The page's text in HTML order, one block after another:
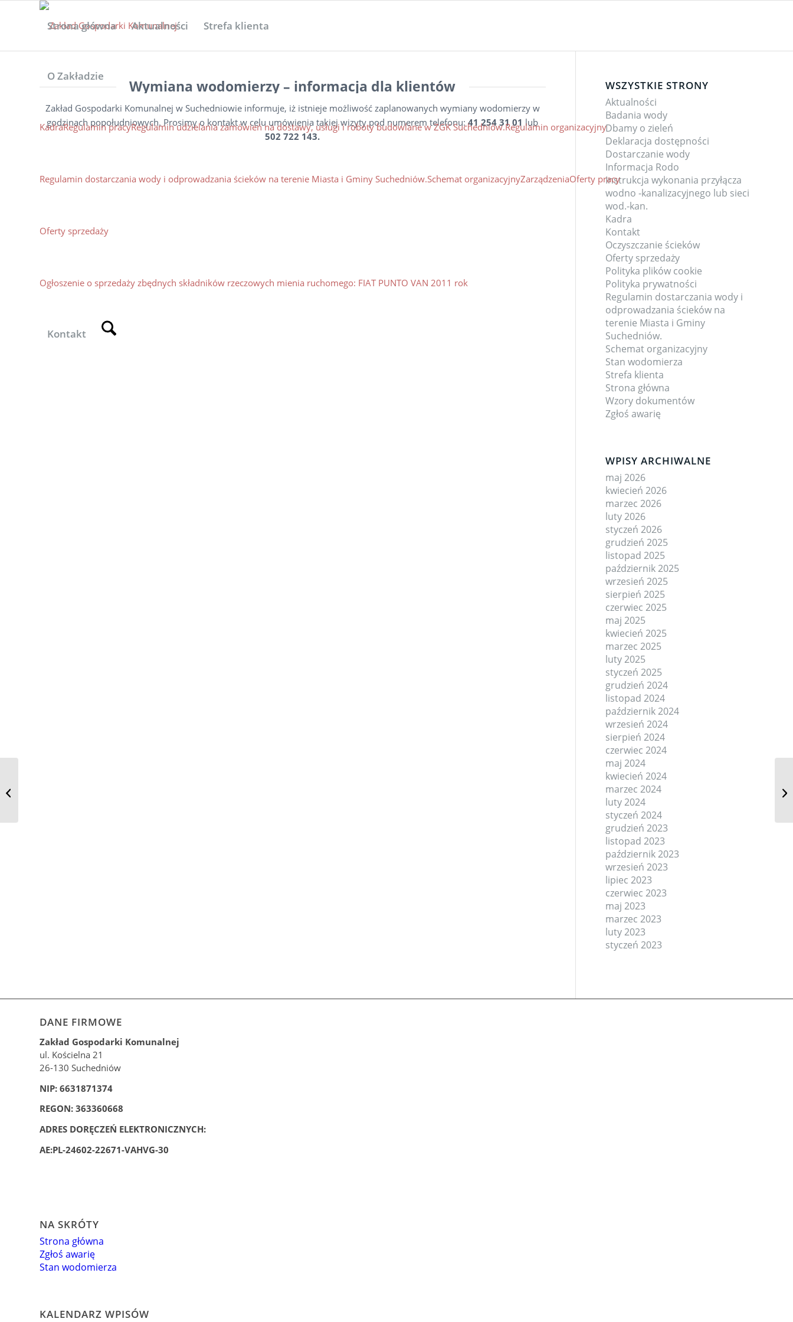
Strona główna Aktualności Strefa klienta
O Zakładzie
KadraRegulamin pracyRegulamin udzielania zamówień na dostawy, usługi i roboty budowlane w ZGK Suchedniów.Regulamin organizacyjny
Regulamin dostarczania wody i odprowadzania ścieków na terenie Miasta i Gminy Suchedniów.Schemat organizacyjnyZarządzeniaOferty pracy
Oferty sprzedaży
Ogłoszenie o sprzedaży zbędnych składników rzeczowych mienia ruchomego: FIAT PUNTO VAN 2011 rok
Kontakt
Wymiana wodomierzy – informacja dla klientów
Zakład Gospodarki Komunalnej w Suchedniowie informuje, iż istnieje możliwość zaplanowanych wymiany wodomierzy w
godzinach popołudniowych. Prosimy o kontakt w celu umówienia takiej wizyty pod numerem telefonu:41 254 31 01 lub
502 722 143.
WSZYSTKIE STRONY
Aktualności
Badania wody
Dbamy o zieleń
Deklaracja dostępności
Dostarczanie wody
Informacja Rodo
Instrukcja wykonania przyłącza
wodno -kanalizacyjnego lub sieci
wod.-kan.
Kadra
Kontakt
Oczyszczanie ścieków
Oferty sprzedaży
Polityka plików cookie
Polityka prywatności
Regulamin dostarczania wody i
odprowadzania ścieków na
terenie Miasta i Gminy
Suchedniów.
Schemat organizacyjny
Stan wodomierza
Strefa klienta
Strona główna
Wzory dokumentów
Zgłoś awarię
WPISY ARCHIWALNE
maj 2026
kwiecień 2026
marzec 2026
luty 2026
styczeń 2026
grudzień 2025
listopad 2025
październik 2025
wrzesień 2025
sierpień 2025
czerwiec 2025
maj 2025
kwiecień 2025
marzec 2025
luty 2025
styczeń 2025
grudzień 2024
listopad 2024
październik 2024
wrzesień 2024
sierpień 2024
czerwiec 2024
maj 2024
kwiecień 2024
marzec 2024
luty 2024
styczeń 2024
grudzień 2023
listopad 2023
październik 2023
wrzesień 2023
lipiec 2023
czerwiec 2023
maj 2023
marzec 2023
luty 2023
styczeń 2023
DANE FIRMOWE
Zakład Gospodarki Komunalnej
ul. Kościelna 21
26-130 Suchedniów
NIP: 6631871374
REGON: 363360668
ADRES DORĘCZEŃ ELEKTRONICZNYCH:
AE:PL-24602-22671-VAHVG-30
NA SKRÓTY
Strona główna
Zgłoś awarię
Stan wodomierza
KALENDARZ WPISÓW